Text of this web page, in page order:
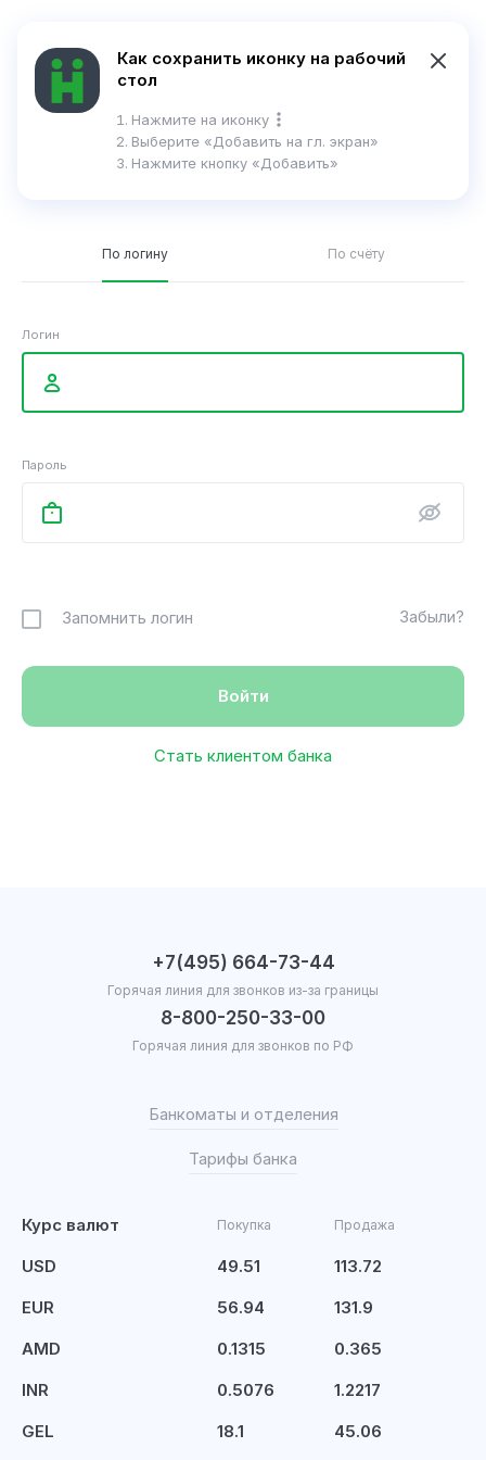
Вход в интернет-банк
По логину По счёту
Логин
Пароль
Запомнить логин Забыли?
Стать клиентом банка
+7(495) 664-73-44
Горячая линия для звонков из-за границы
8-800-250-33-00
Горячая линия для звонков по РФ
Банкоматы и отделения
Тарифы банка
Курс валют Покупка Продажа
USD 49.51
113.72
EUR
56.94
131.9
AMD
0.1315
0.365
INR
0.5076
1.2217
GEL
18.1 45.06
Как сохранить иконку на рабочий
стол
Нажмите на иконку
Выберите «Добавить на гл. экран»
Нажмите кнопку «Добавить»